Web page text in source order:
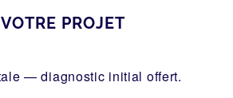
PROJET
— diagnostic initial offert.